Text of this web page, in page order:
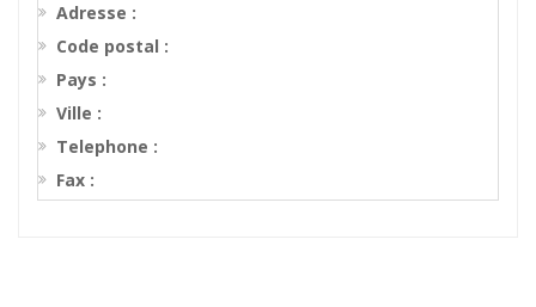
Adresse :
Code postal :
Pays :
Ville :
Telephone :
Fax :